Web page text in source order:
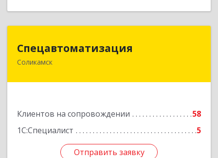
Спецавтоматизация
Соликамск
Клиентов на сопровождении
58
1С:Специалист
5
Отправить заявку
Отправить заявку